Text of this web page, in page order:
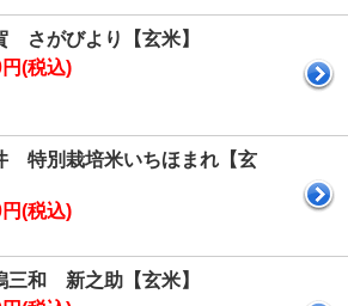
さがびより【玄米】
(税込)
特別栽培米いちほまれ【玄
(税込)
三和 新之助【玄米】